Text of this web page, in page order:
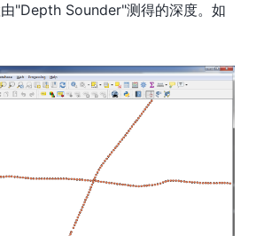
"Depth Sounder"测得的深度。如